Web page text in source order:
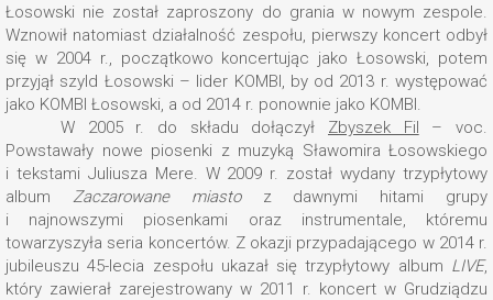
Łosowski nie został zaproszony do grania w nowym zespole.
Wznowił natomiast działalność zespołu, pierwszy koncert odbył
się w 2004 r., początkowo koncertując jako Łosowski, potem
przyjął szyld Łosowski – lider KOMBI, by od 2013 r. występować
jako KOMBI Łosowski, a od 2014 r. ponownie jako KOMBI.
W 2005 r. do składu dołączył Zbyszek Fil – voc.
Powstawały nowe piosenki z muzyką Sławomira Łosowskiego
i tekstami Juliusza Mere. W 2009 r. został wydany trzypłytowy
album Zaczarowane miastoz dawnymi hitami grupy
i najnowszymi piosenkami oraz instrumentale, któremu
towarzyszyła seria koncertów. Z okazji przypadającego w 2014 r.
jubileuszu 45-lecia zespołu ukazał się trzypłytowy album LIVE,
który zawierał zarejestrowany w 2011 r. koncert w Grudziądzu